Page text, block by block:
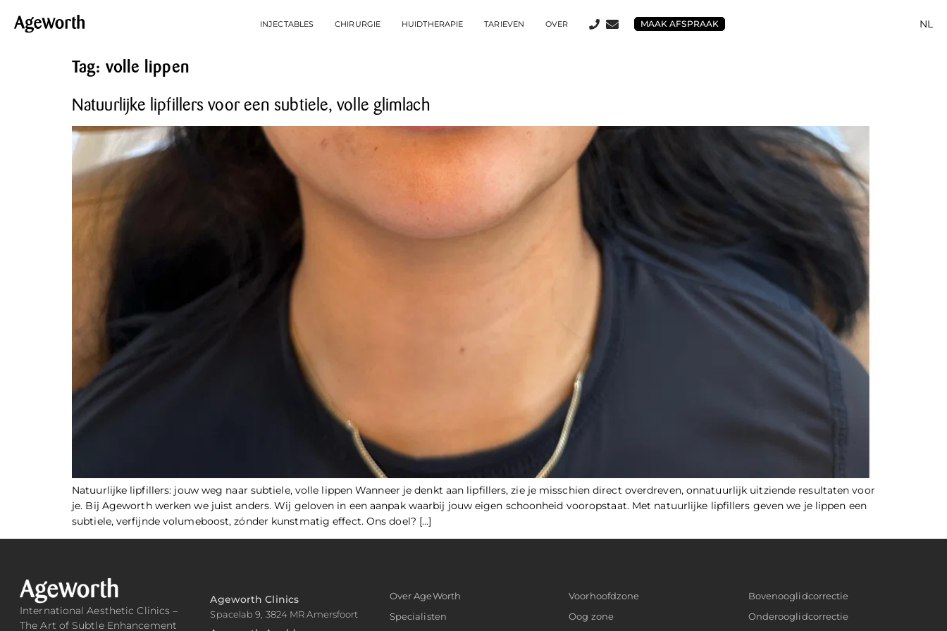
INJECTABLES CHIRURGIE HUIDTHERAPIE TARIEVEN OVER MAAK AFSPRAAK NL
Tag: volle lippen
Natuurlijke lipfillers voor een subtiele, volle glimlach
Natuurlijke lipfillers: jouw weg naar subtiele, volle lippen Wanneer je denkt aan lipfillers, zie je misschien direct overdreven, onnatuurlijk uitziende resultaten voor
je. Bij Ageworth werken we juist anders. Wij geloven in een aanpak waarbij jouw eigen schoonheid vooropstaat. Met natuurlijke lipfillers geven we je lippen een
subtiele, verfijnde volumeboost, zónder kunstmatig effect. Ons doel? […]
International Aesthetic Clinics –
The Art of Subtle Enhancement
Ageworth Clinics
Spacelab 9, 3824 MR Amersfoort
Over AgeWorth
Specialisten
Voorhoofdzone
Oog zone
Bovenooglidcorrectie
Onderooglidcorrectie